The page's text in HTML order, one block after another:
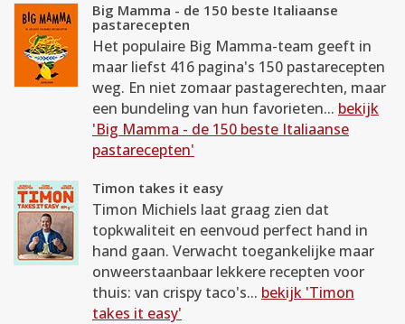
Big Mamma - de 150 beste Italiaanse
pastarecepten
Het populaire Big Mamma-team geeft in
maar liefst 416 pagina's 150 pastarecepten
weg. En niet zomaar pastagerechten, maar
een bundeling van hun favorieten... bekijk
'Big Mamma - de 150 beste Italiaanse
pastarecepten'
Timon takes it easy
Timon Michiels laat graag zien dat
topkwaliteit en eenvoud perfect hand in
hand gaan. Verwacht toegankelijke maar
onweerstaanbaar lekkere recepten voor
thuis: van crispy taco's... bekijk 'Timon
takes it easy'